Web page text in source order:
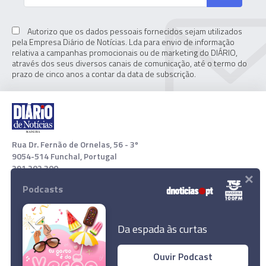
Autorizo que os dados pessoais fornecidos sejam utilizados
pela Empresa Diário de Notícias. Lda para envio de informação
relativa a campanhas promocionais ou de marketing do DIÁRIO,
através dos seus diversos canais de comunicação, até o termo do
prazo de cinco anos a contar da data de subscrição.
Rua Dr. Fernão de Ornelas, 56 - 3º
9054-514 Funchal, Portugal
291 202 300
Download App
Podcasts
Da espada às curtas
Ouvir Podcast
×